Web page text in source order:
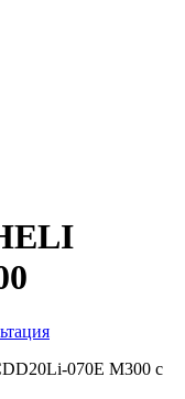
070E M300 с